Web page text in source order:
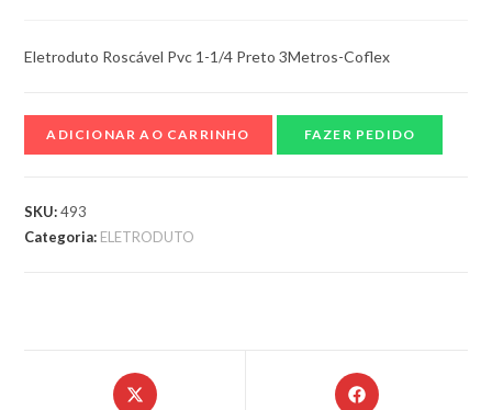
Eletroduto Roscável Pvc 1-1/4 Preto 3Metros-Coflex
ADICIONAR AO CARRINHO FAZER PEDIDO
SKU:493
Categoria: ELETRODUTO